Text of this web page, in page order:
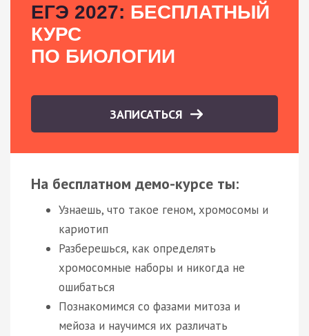
ЕГЭ 2027: БЕСПЛАТНЫЙ
КУРС
ПО БИОЛОГИИ
ЗАПИСАТЬСЯ
На бесплатном демо-курсе ты:
Узнаешь, что такое геном, хромосомы и
кариотип
Разберешься, как определять
хромосомные наборы и никогда не
ошибаться
Познакомимся со фазами митоза и
мейоза и научимся их различать